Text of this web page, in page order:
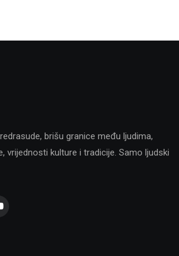
brišu granice među ljudima,
vrijednosti kulture i tradicije. Samo ljudski